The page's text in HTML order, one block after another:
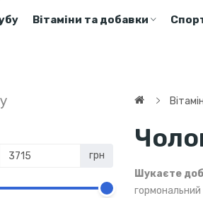
Вітаміни та добавки
грн
Шукаєте